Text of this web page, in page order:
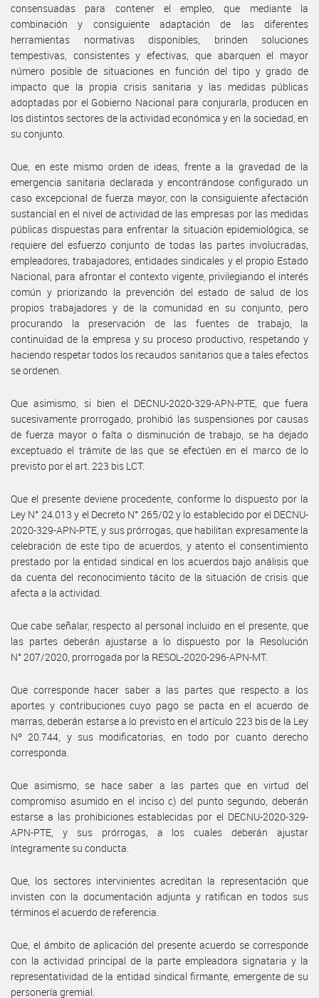
consensuadas para contener el empleo, que mediante la
combinación y consiguiente adaptación de las diferentes
herramientas normativas disponibles, brinden soluciones
tempestivas, consistentes y efectivas, que abarquen el mayor
número posible de situaciones en función del tipo y grado de
impacto que la propia crisis sanitaria y las medidas públicas
adoptadas por el Gobierno Nacional para conjurarla, producen en
los distintos sectores de la actividad económica y en la sociedad, en
su conjunto.
Que, en este mismo orden de ideas, frente a la gravedad de la
emergencia sanitaria declarada y encontrándose configurado un
caso excepcional de fuerza mayor, con la consiguiente afectación
sustancial en el nivel de actividad de las empresas por las medidas
públicas dispuestas para enfrentar la situación epidemiológica, se
requiere del esfuerzo conjunto de todas las partes involucradas,
empleadores, trabajadores, entidades sindicales y el propio Estado
Nacional, para afrontar el contexto vigente, privilegiando el interés
común y priorizando la prevención del estado de salud de los
propios trabajadores y de la comunidad en su conjunto, pero
procurando la preservación de las fuentes de trabajo, la
continuidad de la empresa y su proceso productivo, respetando y
haciendo respetar todos los recaudos sanitarios que a tales efectos
se ordenen.
Que asimismo, si bien el DECNU-2020-329-APN-PTE, que fuera
sucesivamente prorrogado, prohibió las suspensiones por causas
de fuerza mayor o falta o disminución de trabajo, se ha dejado
exceptuado el trámite de las que se efectúen en el marco de lo
previsto por el art. 223 bis LCT.
Que el presente deviene procedente, conforme lo dispuesto por la
Ley N° 24.013 y el Decreto N° 265/02 y lo establecido por el DECNU-
2020-329-APN-PTE, y sus prórrogas, que habilitan expresamente la
celebración de este tipo de acuerdos, y atento el consentimiento
prestado por la entidad sindical en los acuerdos bajo análisis que
da cuenta del reconocimiento tácito de la situación de crisis que
afecta a la actividad.
Que cabe señalar, respecto al personal incluido en el presente, que
las partes deberán ajustarse a lo dispuesto por la Resolución
N° 207/2020, prorrogada por la RESOL-2020-296-APN-MT.
Que corresponde hacer saber a las partes que respecto a los
aportes y contribuciones cuyo pago se pacta en el acuerdo de
marras, deberán estarse a lo previsto en el artículo 223 bis de la Ley
Nº 20.744, y sus modificatorias, en todo por cuanto derecho
corresponda.
Que asimismo, se hace saber a las partes que en virtud del
compromiso asumido en el inciso c) del punto segundo, deberán
estarse a las prohibiciones establecidas por el DECNU-2020-329-
APN-PTE, y sus prórrogas, a los cuales deberán ajustar
íntegramente su conducta.
Que, los sectores intervinientes acreditan la representación que
invisten con la documentación adjunta y ratifican en todos sus
términos el acuerdo de referencia.
Que, el ámbito de aplicación del presente acuerdo se corresponde
con la actividad principal de la parte empleadora signataria y la
representatividad de la entidad sindical firmante, emergente de su
personería gremial.